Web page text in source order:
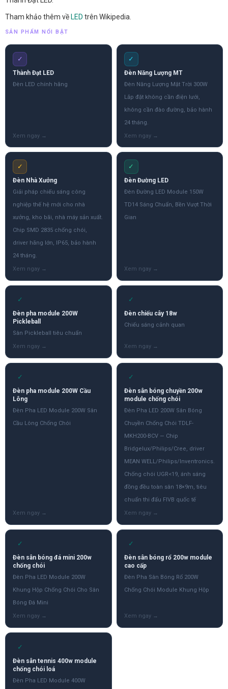
Tham khảo thêm về LED trên Wikipedia.
SẢN PHẨM NỔI BẬT
✓
Thành Đạt LED
Đèn LED chính hãng
✓
Đèn Năng Lượng MT
Đèn Năng Lượng Mặt Trời 300W
Lắp đặt không cần điện lưới,
không cần đào đường, bảo hành
24 tháng.
✓
Đèn Nhà Xưởng
Giải pháp chiếu sáng công
nghiệp thế hệ mới cho nhà
xưởng, kho bãi, nhà máy sản xuất.
Chip SMD 2835 chống chói,
driver hãng lớn, IP65, bảo hành
24 tháng.
✓
Đèn Đường LED
Đèn Đường LED Module 150W
TD14 Sáng Chuẩn, Bền Vượt Thời
Gian
✓
Đèn pha module 200W
Pickleball
Sân Pickleball tiêu chuẩn
✓
Đèn chiếu cây 18w
Chiếu sáng cảnh quan
✓
Đèn pha module 200W Cầu
Lông
Đèn Pha LED Module 200W Sân
Cầu Lông Chống Chói
✓
Đèn sân bóng chuyền 200w
module chống chói
Đèn Pha LED 200W Sân Bóng
Chuyền Chống Chói TDLF-
MKH200-BCV — Chip
Bridgelux/Philips/Cree, driver
MEAN WELL/Philips/Inventronics.
Chống chói UGR<19, ánh sáng
đồng đều toàn sân 18×9m, tiêu
chuẩn thi đấu FIVB quốc tế
✓
Đèn sân bóng đá mini 200w
chống chói
Đèn Pha LED Module 200W
Khung Hộp Chống Chói Cho Sân
Bóng Đá Mini
✓
Đèn sân bóng rổ 200w module
cao cấp
Đèn Pha Sân Bóng Rổ 200W
Chống Chói Module Khung Hộp
✓
Đèn sân tennis 400w module
chống chói loá
Đèn Pha LED Module 400W